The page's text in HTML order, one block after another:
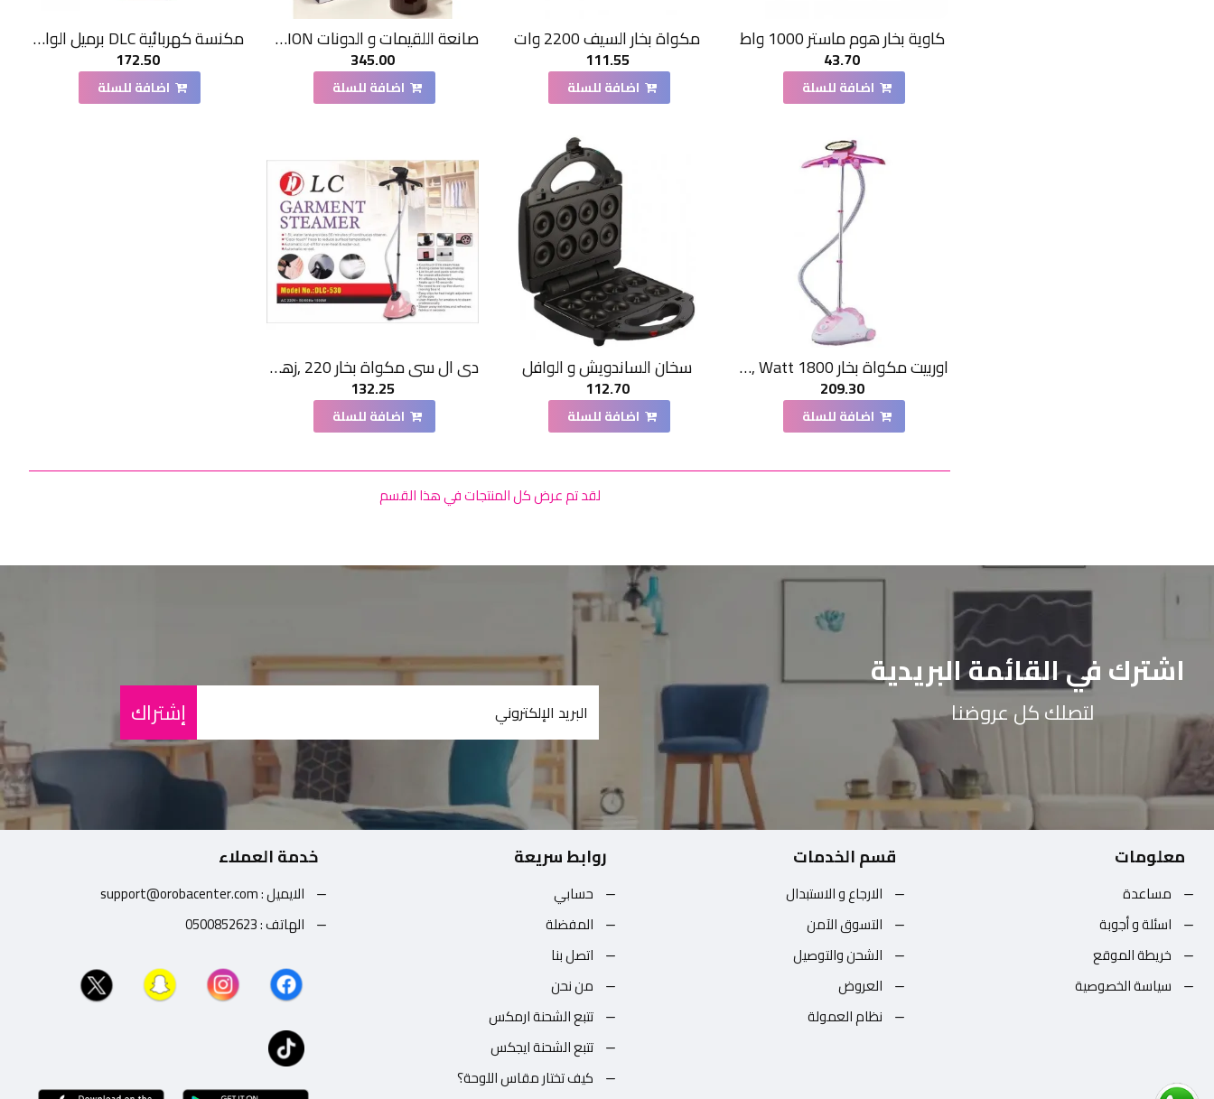
كاوية بخار هوم ماستر 1000 واط
43.70
اضافة للسلة
مكواة بخار السيف 2200 وات
111.55
اضافة للسلة
صانعة اللقيمات و الدونات KION لاسلكي
345.00
اضافة للسلة
مكنسة كهربائية DLC برميل الواط/ 2000السعة / 21 لتر
172.50
اضافة للسلة
اوربيت مكواة بخار 1800 Watt ,متعدد الالوان - Delmar 2
209.30
اضافة للسلة
سخان الساندويش و الوافل
112.70
اضافة للسلة
دي ال سي مكواة بخار 220 ,زهري -
132.25
اضافة للسلة
لقد تم عرض كل المنتجات في هذا القسم
اشترك في القائمة البريدية
لتصلك كل عروضنا إشتراك
معلومات
مساعدة
اسئلة و أجوبة
خريطة الموقع
سياسة الخصوصية
قسم الخدمات
الارجاع و الاستبدال
التسوق الآمن
الشحن والتوصيل
العروض
نظام العمولة
روابط سريعة
حسابي
المفضلة
اتصل بنا
من نحن
تتبع الشحنة ارمكس
تتبع الشحنة ايجكس
كيف تختار مقاس اللوحة؟
خدمة العملاء
الايميل : support@orobacenter.com
الهاتف : 0500852623